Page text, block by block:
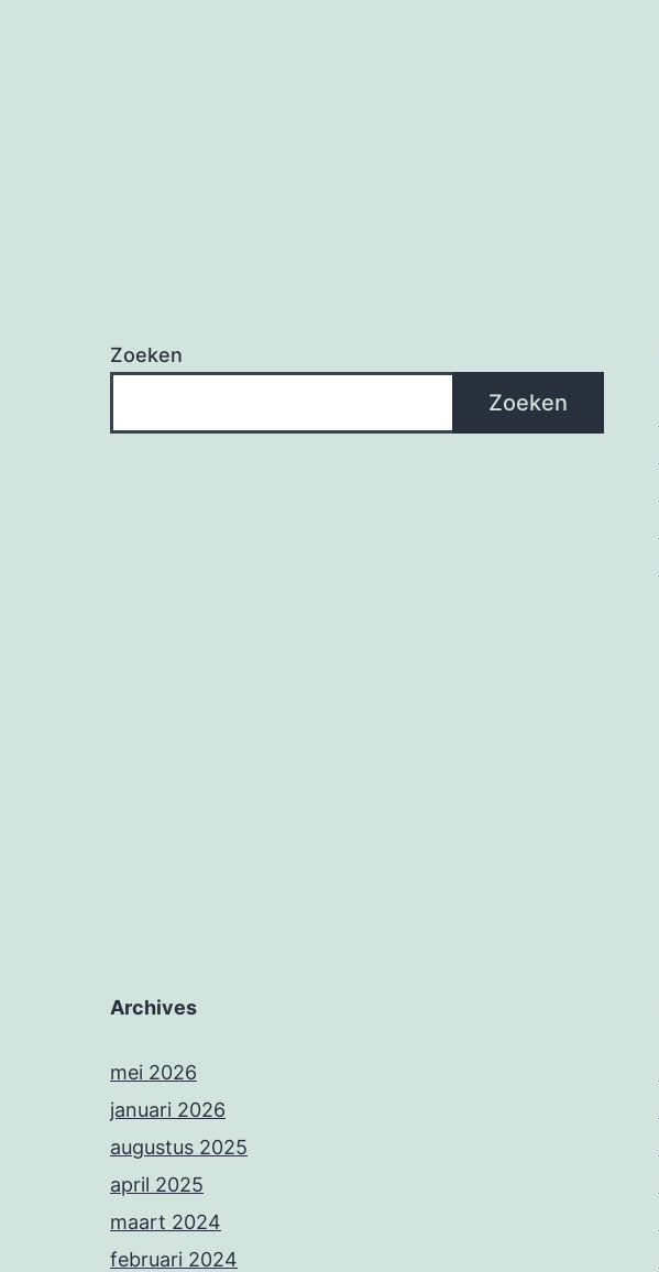
Zoeken
Zoeken
Archives
mei 2026
januari 2026
augustus 2025
april 2025
maart 2024
februari 2024